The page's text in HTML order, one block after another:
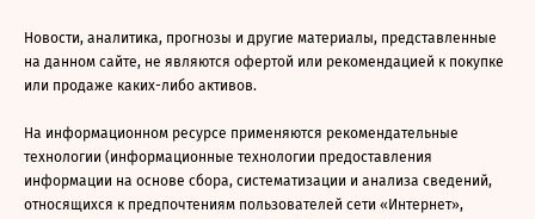
Новости, аналитика, прогнозы и другие материалы, представленные
на данном сайте, не являются офертой или рекомендацией к покупке
или продаже каких-либо активов.
На информационном ресурсе применяются рекомендательные
технологии (информационные технологии предоставления
информации на основе сбора, систематизации и анализа сведений,
относящихся к предпочтениям пользователей сети «Интернет»,